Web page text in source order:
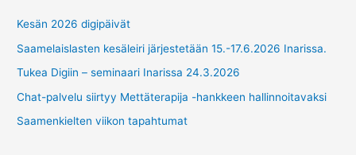
Kesän 2026 digipäivät
Saamelaislasten kesäleiri järjestetään 15.-17.6.2026 Inarissa.
Tukea Digiin – seminaari Inarissa 24.3.2026
Chat-palvelu siirtyy Mettäterapija -hankkeen hallinnoitavaksi
Saamenkielten viikon tapahtumat